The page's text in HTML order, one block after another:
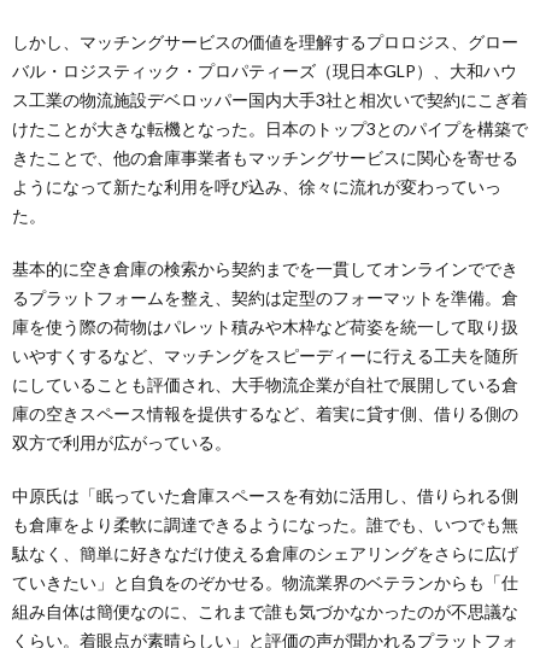
しかし、マッチングサービスの価値を理解するプロロジス、グロー
バル・ロジスティック・プロパティーズ（現日本GLP）、大和ハウ
ス工業の物流施設デベロッパー国内大手3社と相次いで契約にこぎ着
けたことが大きな転機となった。日本のトップ3とのパイプを構築で
きたことで、他の倉庫事業者もマッチングサービスに関心を寄せる
ようになって新たな利用を呼び込み、徐々に流れが変わっていっ
た。
基本的に空き倉庫の検索から契約までを一貫してオンラインででき
るプラットフォームを整え、契約は定型のフォーマットを準備。倉
庫を使う際の荷物はパレット積みや木枠など荷姿を統一して取り扱
いやすくするなど、マッチングをスピーディーに行える工夫を随所
にしていることも評価され、大手物流企業が自社で展開している倉
庫の空きスペース情報を提供するなど、着実に貸す側、借りる側の
双方で利用が広がっている。
中原氏は「眠っていた倉庫スペースを有効に活用し、借りられる側
も倉庫をより柔軟に調達できるようになった。誰でも、いつでも無
駄なく、簡単に好きなだけ使える倉庫のシェアリングをさらに広げ
ていきたい」と自負をのぞかせる。物流業界のベテランからも「仕
組み自体は簡便なのに、これまで誰も気づかなかったのが不思議な
くらい。着眼点が素晴らしい」と評価の声が聞かれるプラットフォ